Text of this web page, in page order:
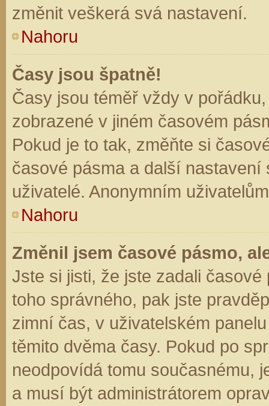
změnit veškerá svá nastavení.
Nahoru
Časy jsou špatně!
Časy jsou téměř vždy v
zobrazené v jiném časovém
Pokud je to tak, změňte si
časové pásma a další
uživatelé. Anonymním
Nahoru
Změnil jsem časové pásmo,
Jste si jisti, že jste zadali
toho správného, pak jste
zimní čas, v uživatelském
těmito dvěma časy. Pokud po
neodpovídá tomu současnému,
a musí být administrátorem